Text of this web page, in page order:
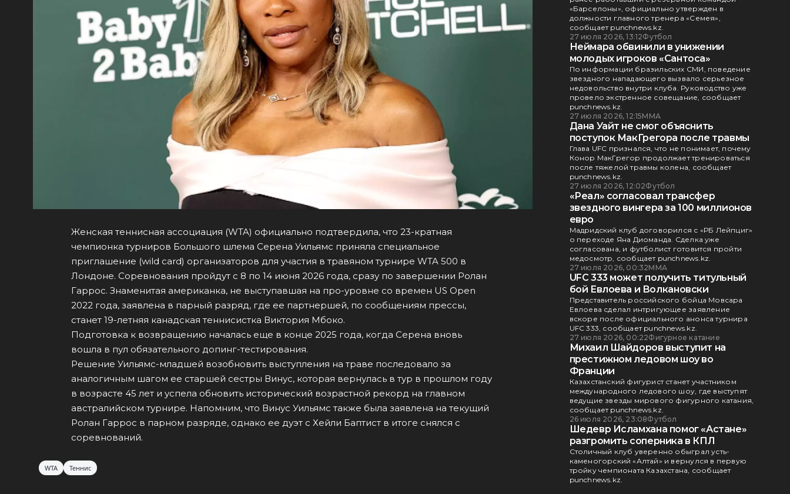
Женская теннисная ассоциация (WTA) официально подтвердила, что 23-кратная
чемпионка турниров Большого шлема Серена Уильямс приняла специальное
приглашение (wild card) организаторов для участия в травяном турнире WTA 500 в
Лондоне. Соревнования пройдут с 8 по 14 июня 2026 года, сразу по завершении Ролан
Гаррос. Знаменитая американка, не выступавшая на про-уровне со времен US Open
2022 года, заявлена в парный разряд, где ее партнершей, по сообщениям прессы,
станет 19-летняя канадская теннисистка Виктория Мбоко.
Подготовка к возвращению началась еще в конце 2025 года, когда Серена вновь
вошла в пул обязательного допинг-тестирования.
Решение Уильямс-младшей возобновить выступления на траве последовало за
аналогичным шагом ее старшей сестры Винус, которая вернулась в тур в прошлом году
в возрасте 45 лет и успела обновить исторический возрастной рекорд на главном
австралийском турнире. Напомним, что Винус Уильямс также была заявлена на текущий
Ролан Гаррос в парном разряде, однако ее дуэт с Хейли Баптист в итоге снялся с
соревнований.
WTA Теннис
«Барселоны», официально утвержден в
должности главного тренера «Семея»,
сообщает punchnews.kz.
27 июля 2026, 13:12Футбол
Неймара обвинили в унижении
молодых игроков «Сантоса»
По информации бразильских СМИ, поведение
звездного нападающего вызвало серьезное
недовольство внутри клуба. Руководство уже
провело экстренное совещание, сообщает
punchnews.kz.
27 июля 2026, 12:15ММА
Дана Уайт не смог объяснить
поступок МакГрегора после травмы
Глава UFC признался, что не понимает, почему
Конор МакГрегор продолжает тренироваться
после тяжелой травмы колена, сообщает
punchnews.kz.
27 июля 2026, 12:02Футбол
«Реал» согласовал трансфер
звездного вингера за 100 миллионов
евро
Мадридский клуб договорился с «РБ Лейпциг»
о переходе Яна Диоманда. Сделка уже
согласована, и футболист готовится пройти
медосмотр, сообщает punchnews.kz.
27 июля 2026, 00:32ММА
UFC 333 может получить титульный
бой Евлоева и Волкановски
Представитель российского бойца Мовсара
Евлоева сделал интригующее заявление
вскоре после официального анонса турнира
UFC 333, сообщает punchnews.kz.
27 июля 2026, 00:22Фигурное катание
Михаил Шайдоров выступит на
престижном ледовом шоу во
Франции
Казахстанский фигурист станет участником
международного ледового шоу, где выступят
ведущие звезды мирового фигурного катания,
сообщает punchnews.kz.
26 июля 2026, 23:08Футбол
Шедевр Исламхана помог «Астане»
разгромить соперника в КПЛ
Столичный клуб уверенно обыграл усть-
каменогорский «Алтай» и вернулся в первую
тройку чемпионата Казахстана, сообщает
punchnews.kz.